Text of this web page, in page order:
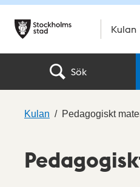
Kulan
Sök
Kulan Pedagogiskt